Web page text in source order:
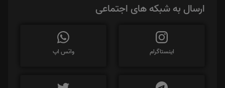
ارسال به شبکه های اجتماعی
اینستاگرام واتس اپ